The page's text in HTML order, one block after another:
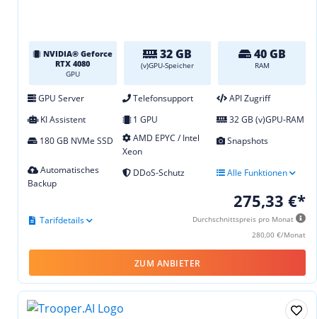
NVIDIA® Geforce
RTX 4080
GPU
32 GB
(v)GPU-Speicher
40 GB
RAM
GPU Server Telefonsupport
API Zugriff
KI Assistent
1 GPU
32 GB (v)GPU-RAM
180 GB NVMe SSD
AMD EPYC / Intel
Xeon
Snapshots
Automatisches
Backup
DDoS-Schutz Alle Funktionen
275,33 €*
Durchschnittspreis pro Monat
280,00 €/Monat
Tarifdetails
ZUM ANBIETER